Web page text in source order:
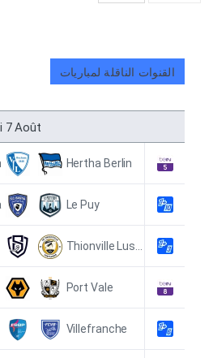
القنوات الناقلة لمباريات